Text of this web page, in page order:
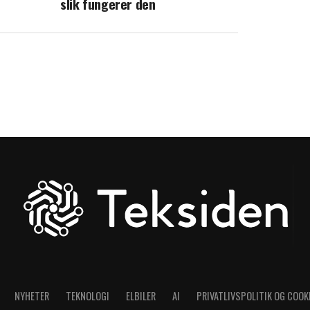
NYHETER TEKNOLOGI ELBILER AI PRIVATLIVSPOLITIK OG